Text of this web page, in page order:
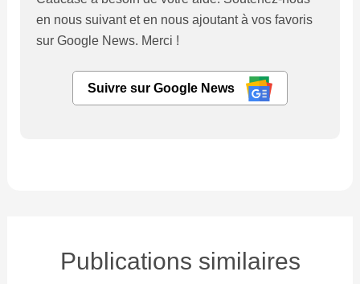
en nous suivant et en nous ajoutant à vos favoris
sur Google News. Merci !
Suivre sur Google News
Publications similaires